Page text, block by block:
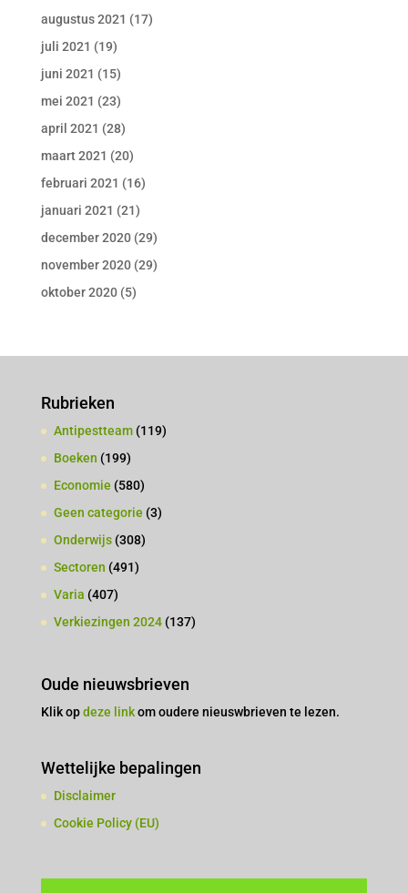
augustus 2021 (17)
juli 2021 (19)
juni 2021 (15)
mei 2021 (23)
april 2021 (28)
maart 2021 (20)
februari 2021 (16)
januari 2021 (21)
december 2020(29)
november 2020(29)
oktober 2020(5)
Rubrieken
Antipestteam(119)
Boeken (199)
Economie (580)
Geen categorie (3)
Onderwijs(308)
Sectoren (491)
Varia (407)
Verkiezingen 2024(137)
Oude nieuwsbrieven
Klik opdeze linkom oudere nieuswbrieven te lezen.
Wettelijke bepalingen
Disclaimer
Cookie Policy (EU)